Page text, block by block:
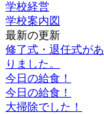
学校経営
学校案内図
最新の更新
修了式・退任式があ
りました。
今日の給食！
今日の給食！
大掃除でした！